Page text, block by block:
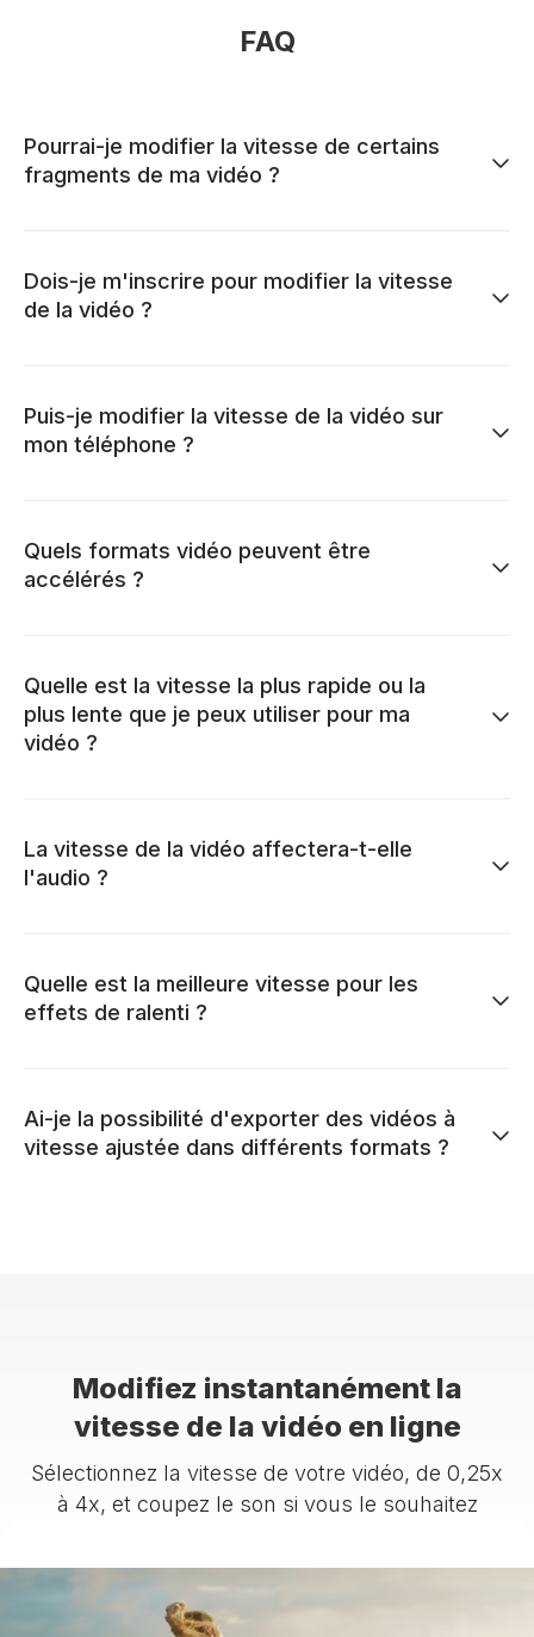
FAQ
Pourrai-je modifier la vitesse de certains
fragments de ma vidéo ?
Dois-je m'inscrire pour modifier la vitesse
de la vidéo ?
Puis-je modifier la vitesse de la vidéo sur
mon téléphone ?
Quels formats vidéo peuvent être
accélérés ?
Quelle est la vitesse la plus rapide ou la
plus lente que je peux utiliser pour ma
vidéo ?
La vitesse de la vidéo affectera-t-elle
l'audio ?
Quelle est la meilleure vitesse pour les
effets de ralenti ?
Ai-je la possibilité d'exporter des vidéos à
vitesse ajustée dans différents formats ?
Modifiez instantanément la
vitesse de la vidéo en ligne
Sélectionnez la vitesse de votre vidéo, de 0,25x
à 4x, et coupez le son si vous le souhaitez